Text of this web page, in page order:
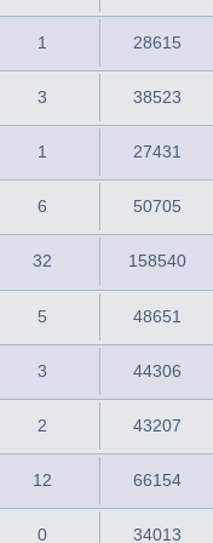
1 28615
3 38523
1 27431
6 50705
32 158540
5 48651
3 44306
2 43207
12 66154
0 34013